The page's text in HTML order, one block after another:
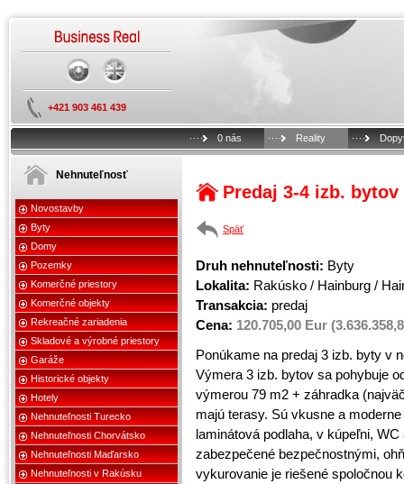
+421 903 461 439
0 nás Reality
Nehnuteľnosť
Novostavby
Byty
Domy
Pozemky
Komerčné priestory
Komerčné objekty
Rekreačné zariadenia
Skladové a výrobné priestory
Garáže
Historické objekty
Hotely
Nehnuteľnosti Turecko
Nehnuteľnosti Chorvátsko
Nehnuteľnosti Maďarsko
Nehnuteľnosti v Rakúsku
Predaj 3-4 izb.
Späť
Druh nehnuteľnosti: Byty
Lokalita: Rakúsko / Hainburg /
Transakcia: predaj
Cena: 120.705,00 Eur
Ponúkame na predaj 3 izb. byty v
Výmera 3 izb. bytov sa pohybuje
výmerou 79 m2 + záhradka
majú terasy. Sú vkusne a
laminátová podlaha, v kúpeľni,
zabezpečené bezpečnostnými,
vykurovanie je riešené spoločnou